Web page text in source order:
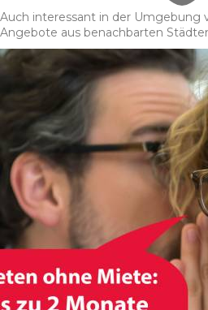
Auch interessant in der Umgebung
Angebote aus benachbarten